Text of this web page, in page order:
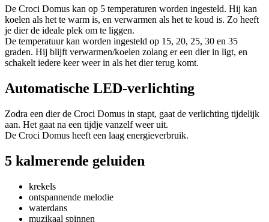
De Croci Domus kan op 5 temperaturen worden ingesteld. Hij kan
koelen als het te warm is, en verwarmen als het te koud is. Zo heeft
je dier de ideale plek om te liggen.
De temperatuur kan worden ingesteld op 15, 20, 25, 30 en 35
graden. Hij blijft verwarmen/koelen zolang er een dier in ligt, en
schakelt iedere keer weer in als het dier terug komt.
Automatische LED-verlichting
Zodra een dier de Croci Domus in stapt, gaat de verlichting tijdelijk
aan. Het gaat na een tijdje vanzelf weer uit.
De Croci Domus heeft een laag energieverbruik.
5 kalmerende geluiden
krekels
ontspannende melodie
waterdans
muzikaal spinnen